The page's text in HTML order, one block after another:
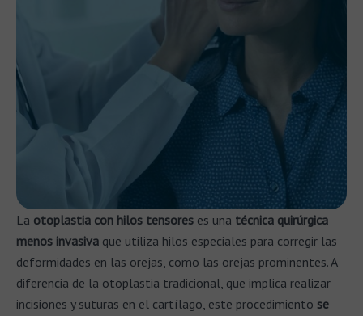
La otoplastia con hilos tensores es una técnica quirúrgica
menos invasiva que utiliza hilos especiales para corregir las
deformidades en las orejas, como las orejas prominentes. A
diferencia de la otoplastia tradicional, que implica realizar
incisiones y suturas en el cartílago, este procedimiento se